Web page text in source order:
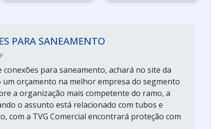
PARA SANEAMENTO
para saneamento, achará no site da
um orçamento na melhor empresa do segmento
a organização mais competente do ramo, a
o assunto está relacionado com tubos e
com a TVG Comercial encontrará proteção com